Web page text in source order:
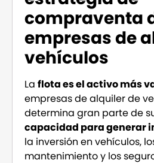
compraventa
empresas de
vehículos
La flota es el activo más
empresas de alquiler de
determina gran parte de
capacidad para generar
la inversión en vehículos,
mantenimiento y los